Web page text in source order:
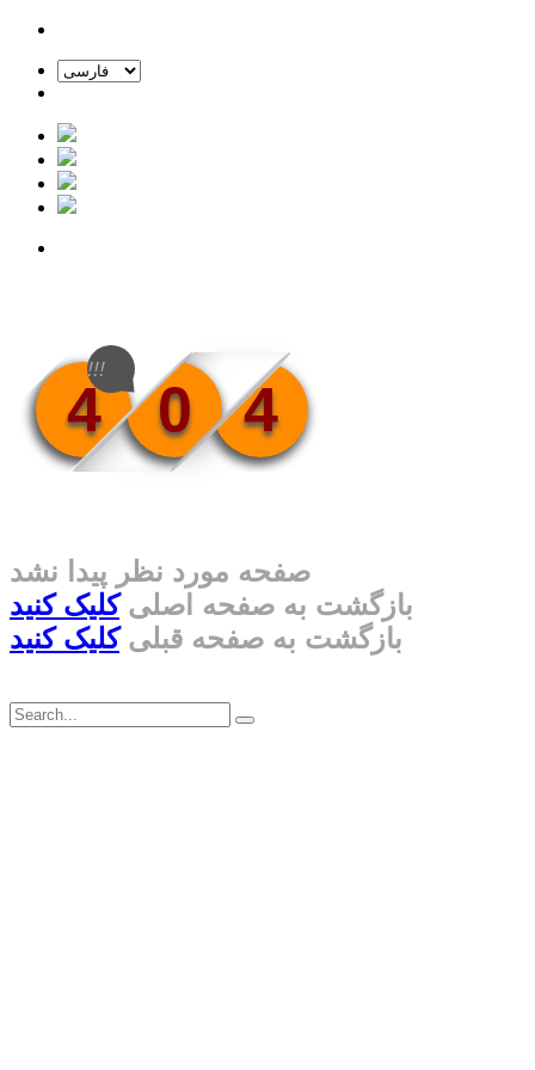
4 0 4
!!!
صفحه مورد نظر پیدا نشد
بازگشت به صفحه اصلیکلیک کنید
بازگشت به صفحه قبلیکلیک کنید